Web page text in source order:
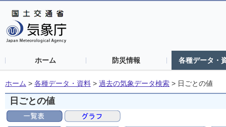
ホーム 防災情報 各種データ・
ホーム > 各種データ・資料 > 過去の気象データ検索 > 日ごとの値
日ごとの値